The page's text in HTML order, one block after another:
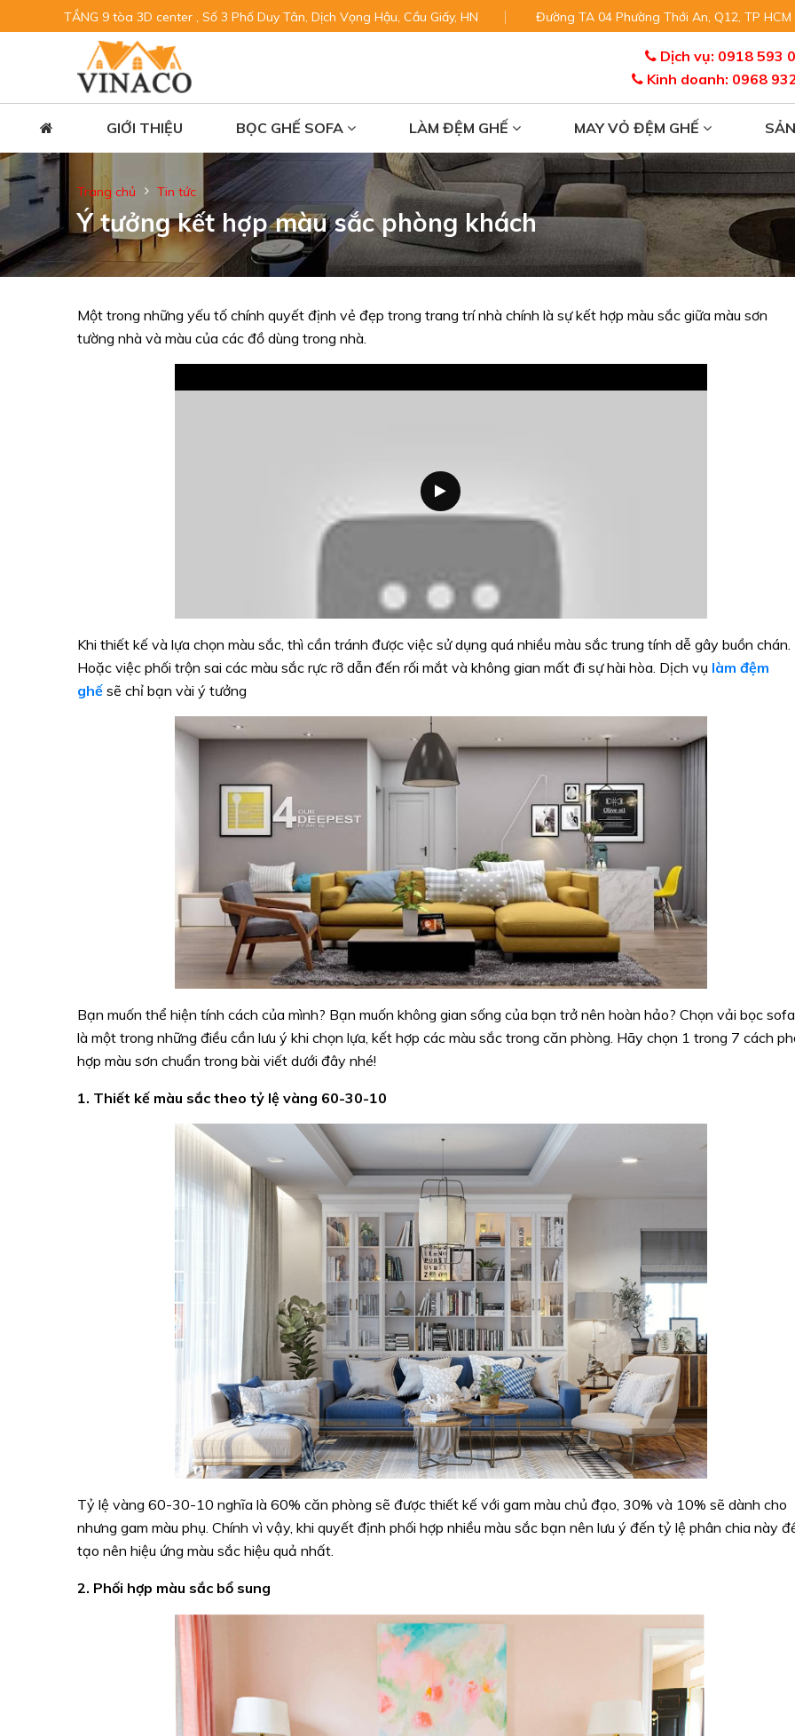
TẦNG 9 tòa 3D center , Số 3 Phố Duy Tân, Dịch Vọng Hậu, Cầu Giấy, HN Đường TA 04 Phường Thới An, Q12, TP HCM
Dịch vụ: 0918 593
Kinh doanh: 0968
GIỚI THIỆU BỌC GHẾ SOFA LÀM ĐỆM GHẾ MAY VỎ ĐỆM GHẾ
Trang chủ Tin tức
Ý tưởng kết hợp màu sắc phòng khách
Một trong những yếu tố chính quyết định vẻ đẹp trong trang trí nhà chính là sự kết hợp màu sắc giữa màu sơn
tường nhà và màu của các đồ dùng trong nhà.
Khi thiết kế và lựa chọn màu sắc, thì cần tránh được việc sử dụng quá nhiều màu sắc trung tính dễ gây buồn chán.
Hoặc việc phối trộn sai các màu sắc rực rỡ dẫn đến rối mắt và không gian mất đi sự hài hòa. Dịch vụ làm đệm
ghế sẽ chỉ bạn vài ý tưởng
Bạn muốn thể hiện tính cách của mình? Bạn muốn không gian sống của bạn trở nên hoàn hảo? Chọn vải bọc sofa
là một trong những điều cần lưu ý khi chọn lựa, kết hợp các màu sắc trong căn phòng. Hãy chọn 1 trong 7 cách
hợp màu sơn chuẩn trong bài viết dưới đây nhé!
1. Thiết kế màu sắc theo tỷ lệ vàng 60-30-10
Tỷ lệ vàng 60-30-10 nghĩa là 60% căn phòng sẽ được thiết kế với gam màu chủ đạo, 30% và 10% sẽ dành cho
nhưng gam màu phụ. Chính vì vậy, khi quyết định phối hợp nhiều màu sắc bạn nên lưu ý đến tỷ lệ phân chia này
tạo nên hiệu ứng màu sắc hiệu quả nhất.
2. Phối hợp màu sắc bổ sung